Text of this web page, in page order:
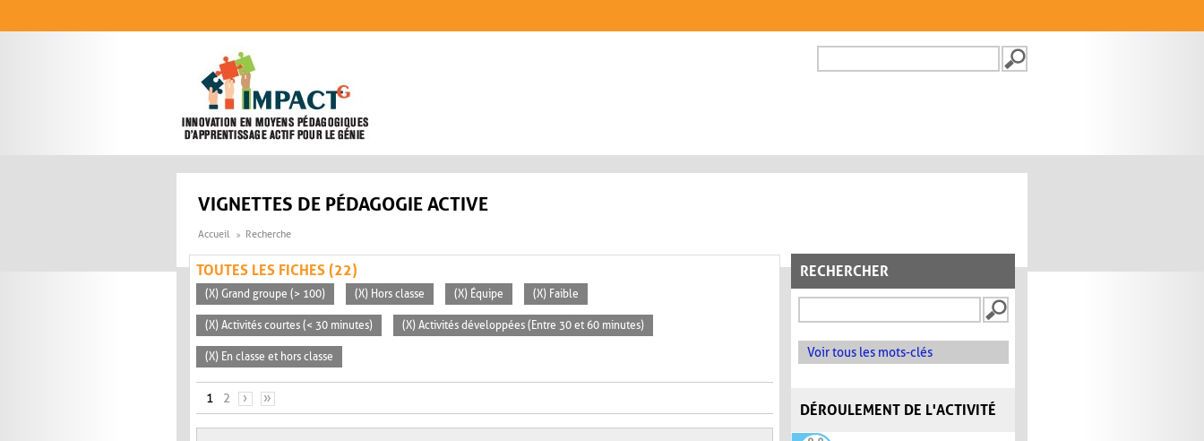
FORMULAIRE DE
VIGNETTES DE PÉDAGOGIE ACTIVE
Accueil Recherche
RECHERCHER
Voir tous les mots-clés
DÉROULEMENT DE L'ACTIVITÉ
TOUTES LES FICHES (22)
(X) Grand groupe (> 100) (X) Hors classe (X) Équipe (X) Faible
(X) Activités courtes (< 30 minutes) (X) Activités développées (Entre 30 et 60 minutes)
(X) En classe et hors classe
PAGES
1 2 › »